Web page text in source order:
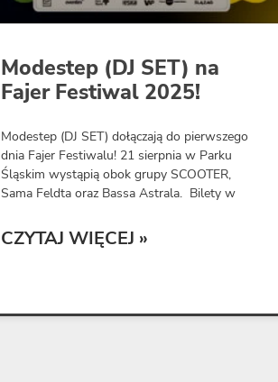
Modestep (DJ SET) na
Fajer Festiwal 2025!
Modestep (DJ SET) dołączają do pierwszego
dnia Fajer Festiwalu! 21 sierpnia w Parku
Śląskim wystąpią obok grupy SCOOTER,
Sama Feldta oraz Bassa Astrala. Bilety w
CZYTAJ WIĘCEJ »